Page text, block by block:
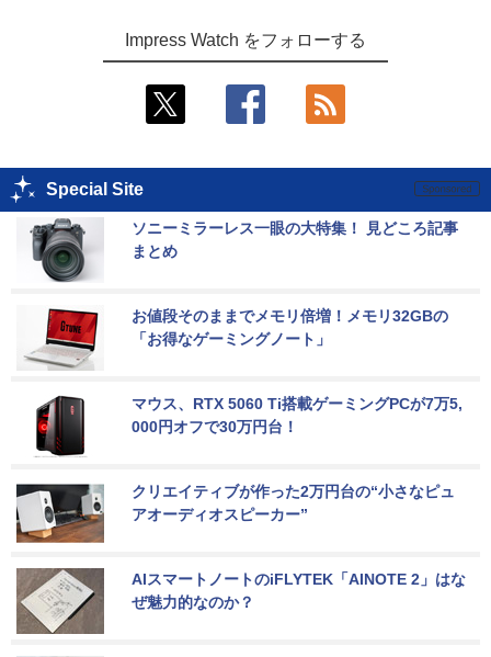
Impress Watch をフォローする
Special Site
ソニーミラーレス一眼の大特集！ 見どころ記事
まとめ
お値段そのままでメモリ倍増！メモリ32GBの
「お得なゲーミングノート」
マウス、RTX 5060 Ti搭載ゲーミングPCが7万5,
000円オフで30万円台！
クリエイティブが作った2万円台の“小さなピュ
アオーディオスピーカー”
AIスマートノートのiFLYTEK「AINOTE 2」はな
ぜ魅力的なのか？